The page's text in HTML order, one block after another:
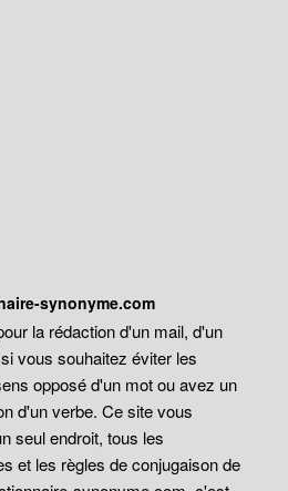
synonyme.com
la rédaction d'un mail, d'un
vous souhaitez éviter les
opposé d'un mot ou avez un
d'un verbe. Ce site vous
seul endroit, tous les
et les règles de conjugaison de